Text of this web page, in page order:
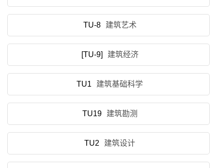
TU-8 建筑艺术
[TU-9] 建筑经济
TU1 建筑基础科学
TU19 建筑勘测
TU2 建筑设计